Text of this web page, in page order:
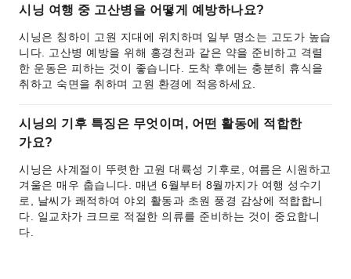
시닝 여행 중 고산병을 어떻게 예방하나요?
시닝은 칭하이 고원 지대에 위치하며 일부 명소는 고도가 높습
니다. 고산병 예방을 위해 홍경천과 같은 약을 준비하고 격렬
한 운동은 피하는 것이 좋습니다. 도착 후에는 충분히 휴식을
취하고 숙면을 취하며 고원 환경에 적응하세요.
시닝의 기후 특징은 무엇이며, 어떤 활동에 적합한
가요?
시닝은 사계절이 뚜렷한 고원 대륙성 기후로, 여름은 시원하고
겨울은 매우 춥습니다. 매년 6월부터 8월까지가 여행 성수기
로, 날씨가 쾌적하여 야외 활동과 초원 풍경 감상에 적합합니
다. 일교차가 크므로 적절한 의류를 준비하는 것이 중요합니
다.